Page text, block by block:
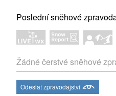
Poslední sněhové
Žádné čerstvé sněhové
Odeslat zpravodajství